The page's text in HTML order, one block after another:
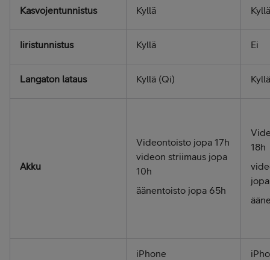
Kasvojentunnistus Kyllä Kyllä
Iiristunnistus Kyllä Ei
Langaton lataus Kyllä (Qi)
Akku
Videontoisto jopa 17h
videon striimaus jopa
10h
äänentoisto jopa 65h
18h
iPhone